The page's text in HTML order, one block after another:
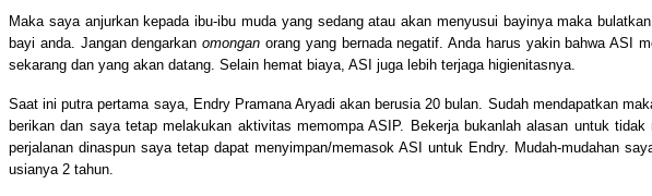
Maka saya anjurkan kepada ibu-ibu muda yang sedang atau akan menyusui bayinya maka
bayi anda. Jangan dengarkanomongan orang yang bernada negatif. Anda harus yakin bahwa ASI
sekarang dan yang akan datang. Selain hemat biaya, ASI juga lebih terjaga higienitasnya.
Saat ini putra pertama saya, Endry Pramana Aryadi akan berusia 20 bulan. Sudah mendapatkan
berikan dan saya tetap melakukan aktivitas memompa ASIP. Bekerja bukanlah alasan untuk
perjalanan dinaspun saya tetap dapat menyimpan/memasok ASI untuk Endry. Mudah-mudahan
usianya 2 tahun.